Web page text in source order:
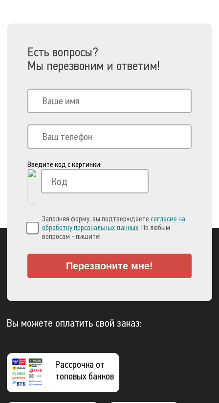
Есть вопросы?
Мы перезвоним и ответим!
Введите код с картинки:
Заполняя форму, вы подтверждаете согласие на
обработку персональных данных. По любым
вопросам - пишите!
Перезвоните мне!
Вы можете оплатить свой заказ:
Рассрочка от
топовых банков